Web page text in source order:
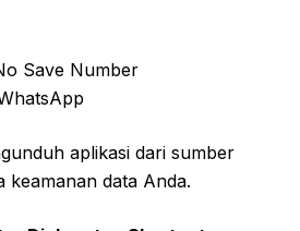
Save Number
aplikasi dari sumber
keamanan data Anda.